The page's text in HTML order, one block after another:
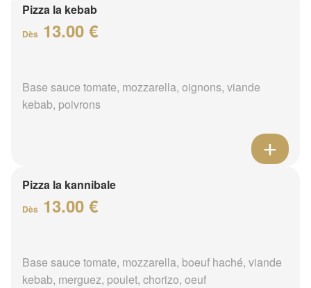
Pizza la kebab
Dès 13.00 €
Base sauce tomate, mozzarella, oignons, viande
kebab, poivrons
Pizza la kannibale
Dès 13.00 €
Base sauce tomate, mozzarella, boeuf haché, viande
kebab, merguez, poulet, chorizo, oeuf